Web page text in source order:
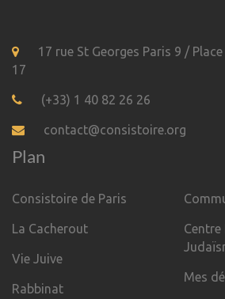
17 rue St Georges Paris 9 /
17
(+33) 1 40 82 26 26
contact@consistoire.org
Plan
Consistoire de Paris
La Cacherout
Vie Juive
Rabbinat
Centre
Mes